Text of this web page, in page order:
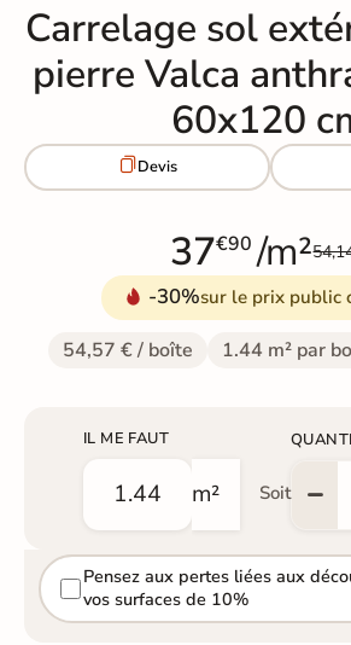
Carrelage sol
pierre Valca
60x120
Devis
37€90 /m²
-30%sur le prix public
54,57 € / boîte 1.44 m² par
IL ME FAUT
m² Soit
Pensez aux pertes liées aux
vos surfaces de 10%